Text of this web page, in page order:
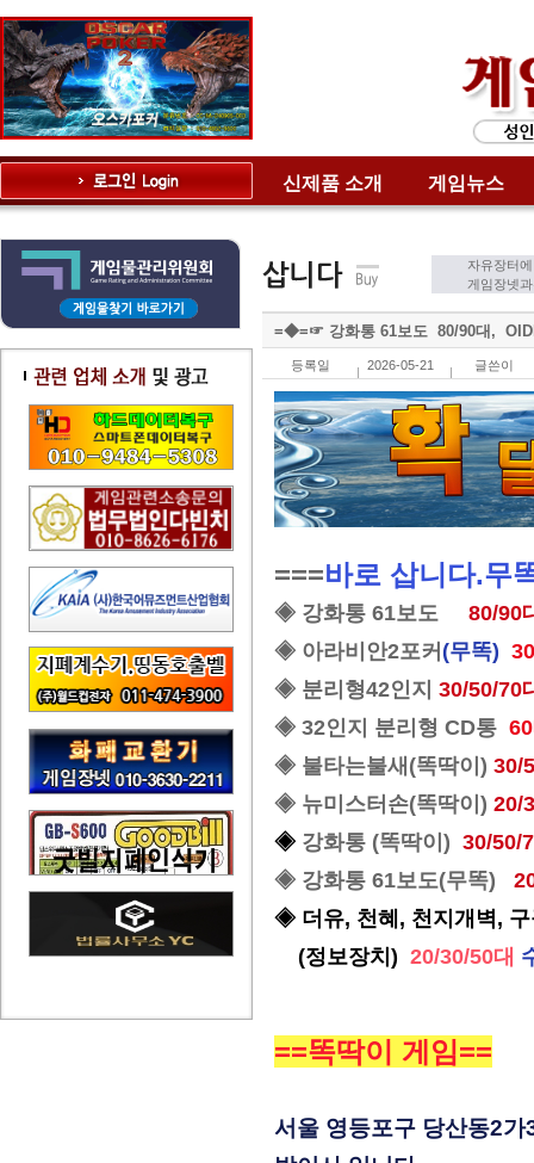
신제품 소개 게임뉴스
자유장터
게임장넷
=◆=☞ 강화통 61보도 80/90대,
등록일 2026-05-21 글쓴이
===바로 삽니다.무
◈ 강화통 61보도 80/90
◈ 아라비안2포커 (무똑)
◈ 분리형42인지 30/50/70
◈ 32인지 분리형 CD통
◈ 불타는불새(똑딱이) 30/
◈ 뉴미스터손(똑딱이) 20/
◈강화통 (똑딱이) 30/50/
◈ 강화통 61보도(무똑)
◈ 더유, 천혜, 천지개벽,
(정보장치) 20/30/50대
==똑딱이 게임==
서울 영등포구 당산동2